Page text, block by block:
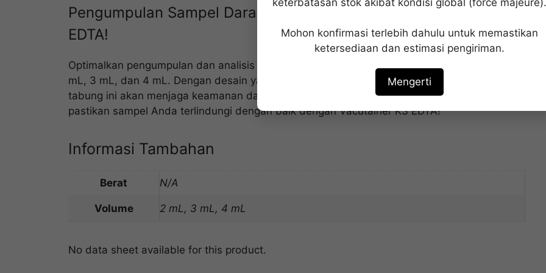
Pengumpulan Sampel Darah yang Presisi dengan Vacutainer K3
EDTA!
Optimalkan pengumpulan dan analisis sampel darah Anda dengan Vacutainer K3 EDTA 2
mL, 3 mL, dan 4 mL. Dengan desain yang kokoh dan antikoagulan EDTA yang efisien,
tabung ini akan menjaga keamanan dan integritas sampel Anda. Segera pesan sekarang dan
pastikan sampel Anda terlindungi dengan baik dengan Vacutainer K3 EDTA!
Informasi Tambahan
Berat N/A
Volume 2 mL, 3 mL, 4 mL
No data sheet available for this product.
keterbatasan stok akibat kondisi global (force majeure).
Mohon konfirmasi terlebih dahulu untuk memastikan
ketersediaan dan estimasi pengiriman.
Mengerti